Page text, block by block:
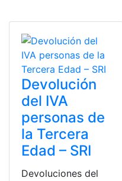
Devolución
del IVA
personas de
la Tercera
Edad – SRI
Devoluciones del